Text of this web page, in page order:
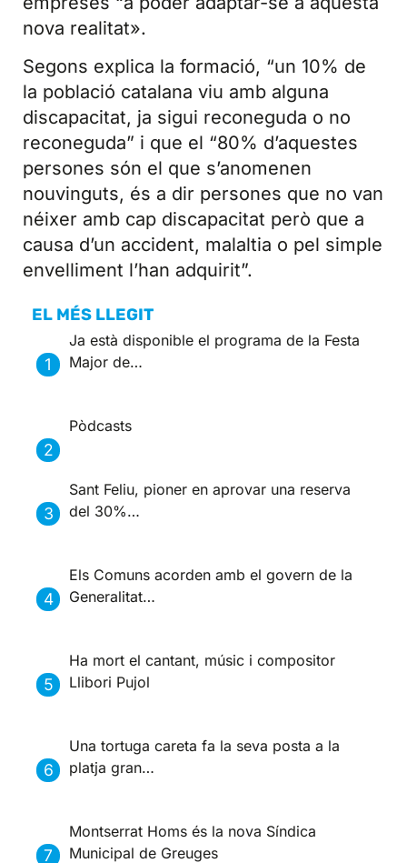
nova realitat».
Segons explica la formació, “un 10% de
la població catalana viu amb alguna
discapacitat, ja sigui reconeguda o no
reconeguda” i que el “80% d’aquestes
persones són el que s’anomenen
nouvinguts, és a dir persones que no van
néixer amb cap discapacitat però que a
causa d’un accident, malaltia o pel simple
envelliment l’han adquirit”.
EL MÉS LLEGIT
Ja està disponible el programa de la Festa
Major de…
Pòdcasts
Sant Feliu, pioner en aprovar una reserva
del 30%…
Els Comuns acorden amb el govern de la
Generalitat…
Ha mort el cantant, músic i compositor
Llibori Pujol
Una tortuga careta fa la seva posta a la
platja gran…
Montserrat Homs és la nova Síndica
Municipal de Greuges